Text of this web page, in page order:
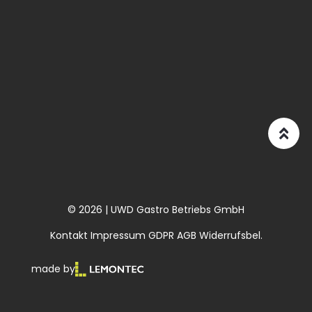
© 2026 | UWD Gastro Betriebs GmbH
Kontakt Impressum GDPR AGB Widerrufsbel.
made by